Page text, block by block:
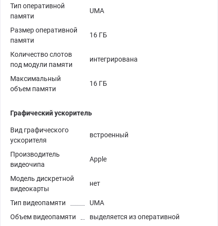
Тип оперативной
памяти
UMA
Размер оперативной
памяти
16 ГБ
Количество слотов
под модули памяти
интегрирована
Максимальный
объем памяти
16 ГБ
Графический ускоритель
Вид графического
ускорителя
встроенный
Производитель
видеочипа
Apple
Модель дискретной
видеокарты
нет
Тип видеопамяти
UMA
Объем видеопамяти
выделяется из оперативной